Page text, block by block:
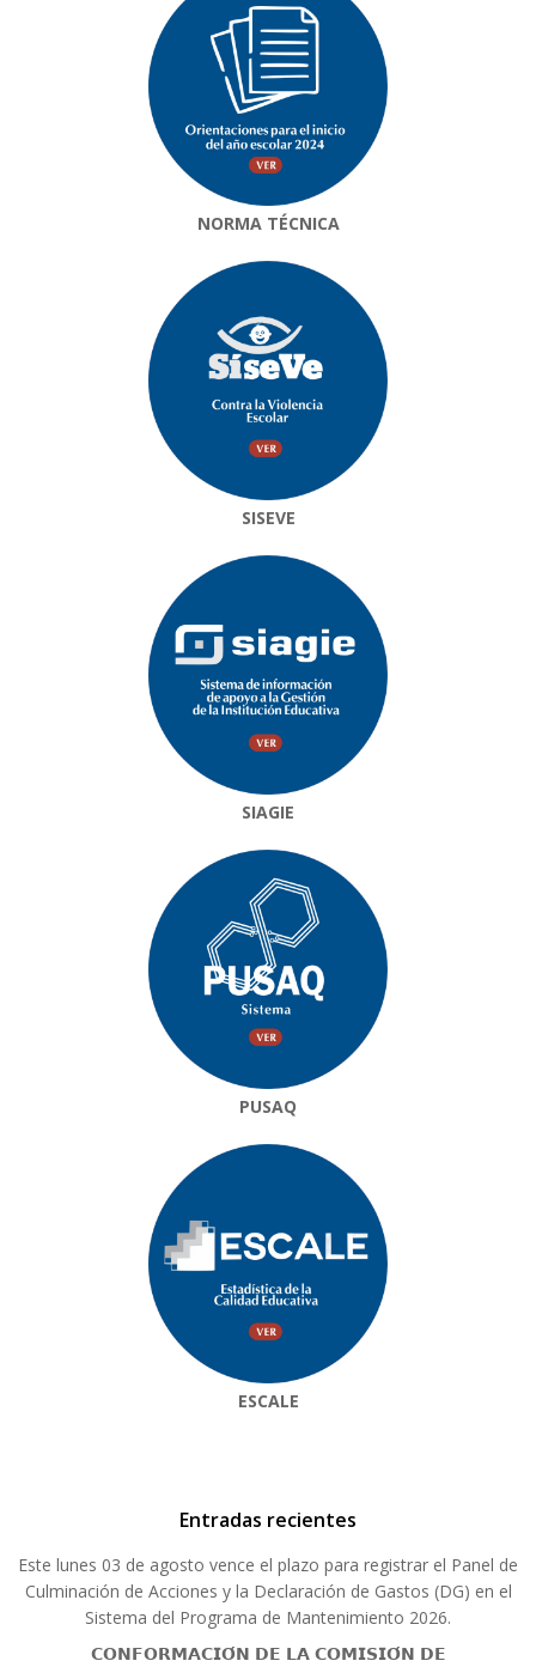
NORMA TÉCNICA
SISEVE
SIAGIE
PUSAQ
ESCALE
Entradas recientes
Este lunes 03 de agosto vence el plazo para registrar el Panel de
Culminación de Acciones y la Declaración de Gastos (DG) en el
Sistema del Programa de Mantenimiento 2026.
𝗖𝗢𝗡𝗙𝗢𝗥𝗠𝗔𝗖𝗜𝗢́𝗡 𝗗𝗘 𝗟𝗔 𝗖𝗢𝗠𝗜𝗦𝗜𝗢́𝗡 𝗗𝗘